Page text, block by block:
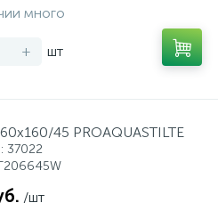
много
+ шт
45 PROAQUASTILTE
: 37022
/шт